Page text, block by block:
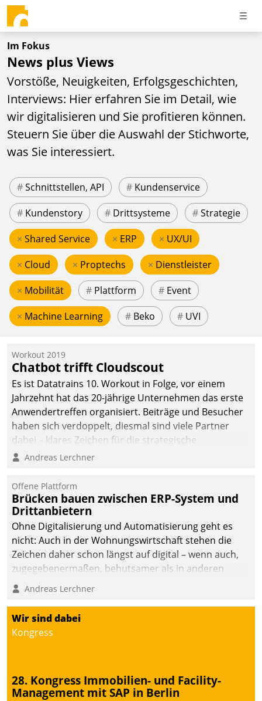
Im Fokus
News plus Views
Vorstöße, Neuigkeiten, Erfolgsgeschichten,
Interviews: Hier erfahren Sie im Detail, wie
wir digitalisieren und Sie profitieren können.
Steuern Sie über die Auswahl der Stichworte,
was Sie interessiert.
#Schnittstellen, API # Kundenservice
# Kundenstory # Drittsysteme #Strategie
× Shared Service × ERP × UX/UI
× Cloud × Proptechs × Dienstleister
× Mobilität # Plattform # Event
× Machine Learning # Beko # UVI
Workout 2019
Chatbot trifft Cloudscout
Es ist Datatrains 10. Workout in Folge, vor einem
Jahrzehnt hat das 20-jährige Unternehmen das erste
Anwendertreffen organisiert. Beiträge und Besucher
haben sich verdoppelt, diesmal sind viele Partner
dabei – klares Zeichen für die strategische
Fokussierung auf den Kunden.
Andreas Lerchner
Offene Plattform
Brücken bauen zwischen ERP-System und
Drittanbietern
Ohne Digitalisierung und Automatisierung geht es
nicht: Auch in der Wohnungswirtschaft stehen die
Zeichen daher schon längst auf digital – wenn auch,
zugegebenermaßen, behutsamer als in anderen
Branchen.
Andreas Lerchner
Wir sind dabei
Kongress
28. Kongress Immobilien- und Facility-
Management mit SAP in Berlin